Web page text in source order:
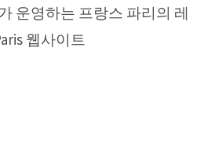
운영하는 프랑스 파리의 레
웹사이트